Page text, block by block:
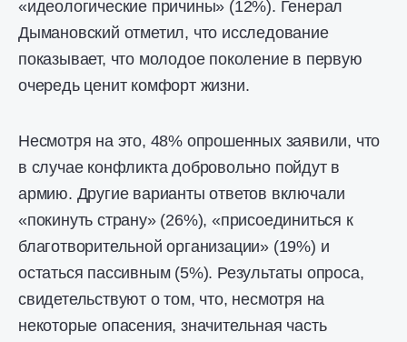
«идеологические причины» (12%). Генерал
Дымановский отметил, что исследование
показывает, что молодое поколение в первую
очередь ценит комфорт жизни.
Несмотря на это, 48% опрошенных заявили, что
в случае конфликта добровольно пойдут в
армию. Другие варианты ответов включали
«покинуть страну» (26%), «присоединиться к
благотворительной организации» (19%) и
остаться пассивным (5%). Результаты опроса,
свидетельствуют о том, что, несмотря на
некоторые опасения, значительная часть